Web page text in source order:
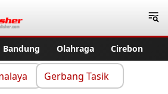
Bandung Olahraga Cirebon
Gerbang Tasik